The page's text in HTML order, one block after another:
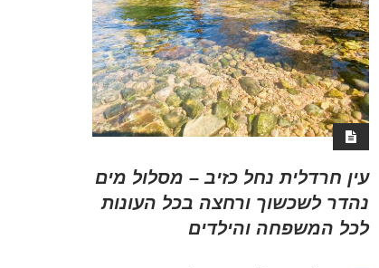
עין חרדלית נחל כזיב – מסלול מים
נהדר לשכשוך ורחצה בכל העונות
לכל המשפחה והילדים